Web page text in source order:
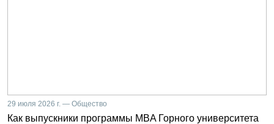
29 июля 2026 г. — Общество
Как выпускники программы MBA Горного университета